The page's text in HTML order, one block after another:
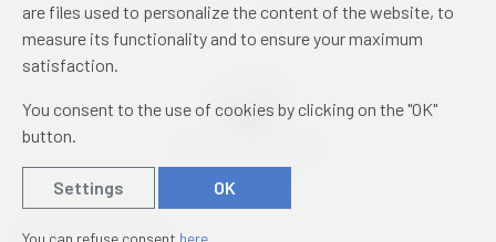
conference centre
konferenční centrum
© 2019 – 2026Academia
are files used to personalize the content of the website, to
measure its functionality and to ensure your maximum
satisfaction.
You consent to the use of cookies by clicking on the "OK"
button.
Settings OK
You can refuse consent here